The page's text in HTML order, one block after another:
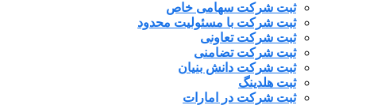
ثبت شرکت سهامی خاص
ثبت شرکت با مسئولیت محدود
ثبت شرکت تعاونی
ثبت شرکت تضامنی
ثبت شرکت دانش بنیان
ثبت هلدینگ
ثبت شرکت در امارات